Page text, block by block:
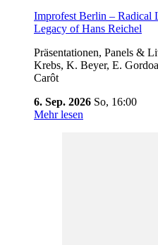
Improfest Berlin – Radical
Legacy of Hans Reichel
Präsentationen, Panels &
Krebs, K. Beyer, E.
Carôt
6. Sep. 2026 So, 16:00
Mehr lesen